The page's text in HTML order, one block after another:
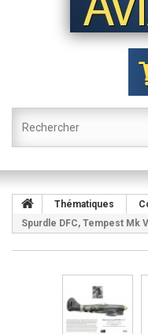
Thématiques
Spurdle DFC, Tempest Mk